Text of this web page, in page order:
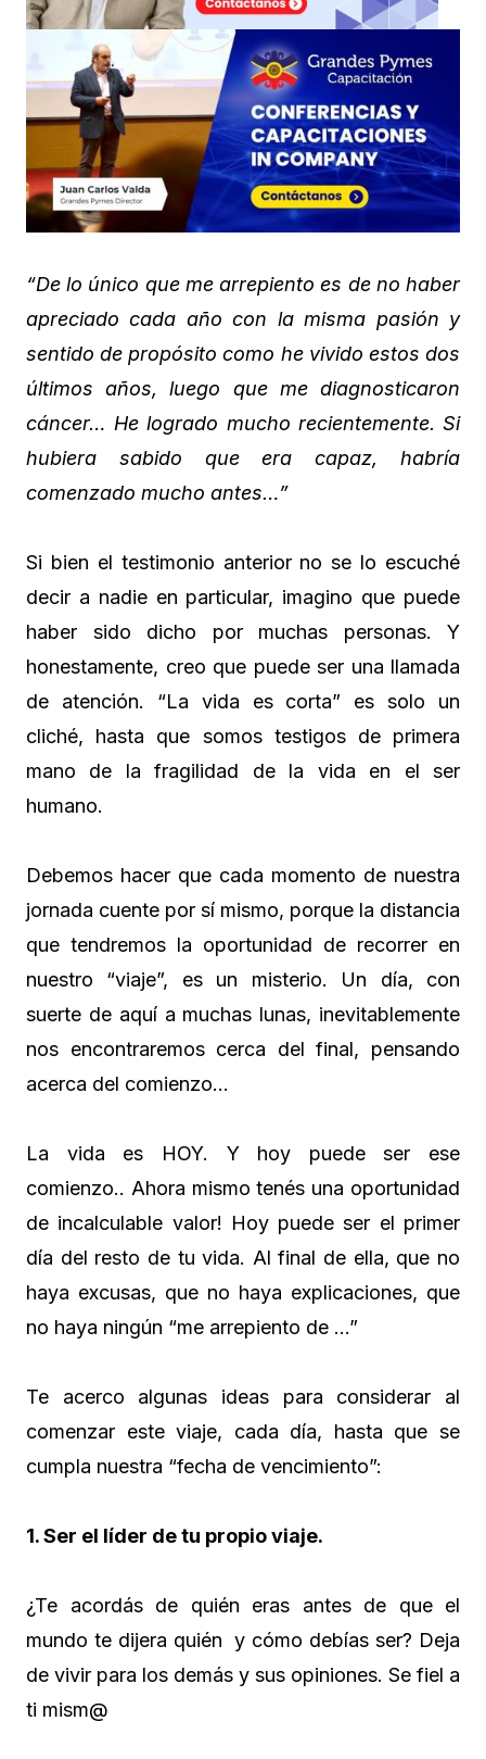
“De lo único que me arrepiento es de no haber
apreciado cada año con la misma pasión y
sentido de propósito como he vivido estos dos
últimos años, luego que me diagnosticaron
cáncer… He logrado mucho recientemente. Si
hubiera sabido que era capaz, habría
comenzado mucho antes…”
Si bien el testimonio anterior no se lo escuché
decir a nadie en particular, imagino que puede
haber sido dicho por muchas personas. Y
honestamente, creo que puede ser una llamada
de atención. “La vida es corta” es solo un
cliché, hasta que somos testigos de primera
mano de la fragilidad de la vida en el ser
humano.
Debemos hacer que cada momento de nuestra
jornada cuente por sí mismo, porque la distancia
que tendremos la oportunidad de recorrer en
nuestro “viaje”, es un misterio. Un día, con
suerte de aquí a muchas lunas, inevitablemente
nos encontraremos cerca del final, pensando
acerca del comienzo…
La vida es HOY. Y hoy puede ser ese
comienzo.. Ahora mismo tenés una oportunidad
de incalculable valor! Hoy puede ser el primer
día del resto de tu vida. Al final de ella, que no
haya excusas, que no haya explicaciones, que
no haya ningún “me arrepiento de …”
Te acerco algunas ideas para considerar al
comenzar este viaje, cada día, hasta que se
cumpla nuestra “fecha de vencimiento”:
1. Ser el líder de tu propio viaje.
¿Te acordás de quién eras antes de que el
mundo te dijera quién y cómo debías ser? Deja
de vivir para los demás y sus opiniones. Se fiel a
ti mism@